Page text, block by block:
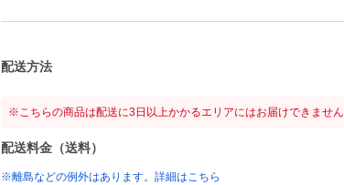
配送方法
※こちらの商品は配送に3日以上かかるエリアにはお届けできません
配送料金（送料）
※離島などの例外はあります。詳細はこちら